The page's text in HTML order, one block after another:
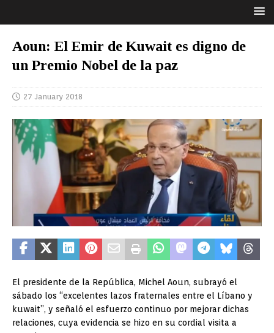
Aoun: El Emir de Kuwait es digno de
un Premio Nobel de la paz
27 January 2018
El presidente de la República, Michel Aoun, subrayó el
sábado los “excelentes lazos fraternales entre el Líbano y
kuwait”, y señaló el esfuerzo continuo por mejorar dichas
relaciones, cuya evidencia se hizo en su cordial visita a